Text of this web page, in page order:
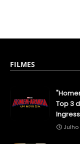
FILMES
Top 3